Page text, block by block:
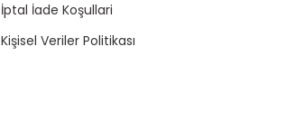
İptal İade Koşullari
Kişisel Veriler Politikası